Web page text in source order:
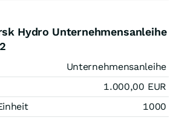
Hydro Unternehmensanleihe
Unternehmensanleihe
1.000,00 EUR
1000